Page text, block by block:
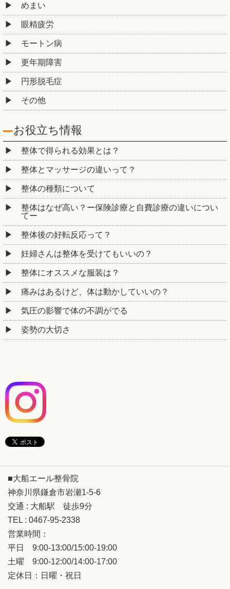
めまい
眼精疲労
モートン病
更年期障害
円形脱毛症
その他
お役立ち情報
整体で得られる効果とは？
整体とマッサージの違いって？
整体の種類について
整体はなぜ高い？ー保険診療と自費診療の違いについ
てー
整体後の好転反応って？
妊婦さんは整体を受けてもいいの？
整体にオススメな服装は？
痛みはあるけど、体は動かしていいの？
気圧の影響で体の不調がでる
姿勢の大切さ
■大船エール整骨院
神奈川県鎌倉市岩瀬1-5-6
交通 : 大船駅 徒歩9分
TEL : 0467-95-2338
営業時間：
平日 9:00-13:00/15:00-19:00
土曜 9:00-12:00/14:00-17:00
定休日：日曜・祝日